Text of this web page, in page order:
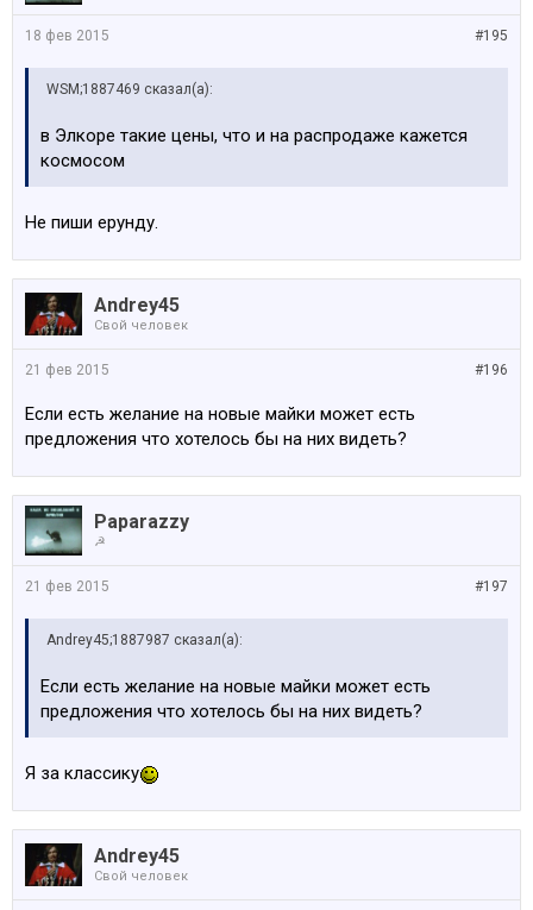
#195
18 фев 2015
WSM;1887469 сказал(а):
в Элкоре такие цены, что и на распродаже кажется
космосом
Не пиши ерунду.
Andrey45
Свой человек
#196
21 фев 2015
Если есть желание на новые майки может есть
предложения что хотелось бы на них видеть?
Paparazzy
☭
#197
21 фев 2015
Andrey45;1887987 сказал(а):
Если есть желание на новые майки может есть
предложения что хотелось бы на них видеть?
Я за классику
Andrey45
Свой человек